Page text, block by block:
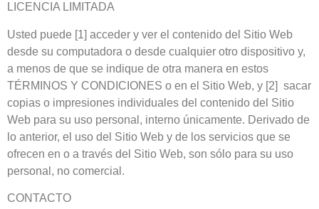
LICENCIA LIMITADA
Usted puede [1] acceder y ver el contenido del Sitio Web
desde su computadora o desde cualquier otro dispositivo y,
a menos de que se indique de otra manera en estos
TÉRMINOS Y CONDICIONES o en el Sitio Web, y [2] sacar
copias o impresiones individuales del contenido del Sitio
Web para su uso personal, interno únicamente. Derivado de
lo anterior, el uso del Sitio Web y de los servicios que se
ofrecen en o a través del Sitio Web, son sólo para su uso
personal, no comercial.
CONTACTO